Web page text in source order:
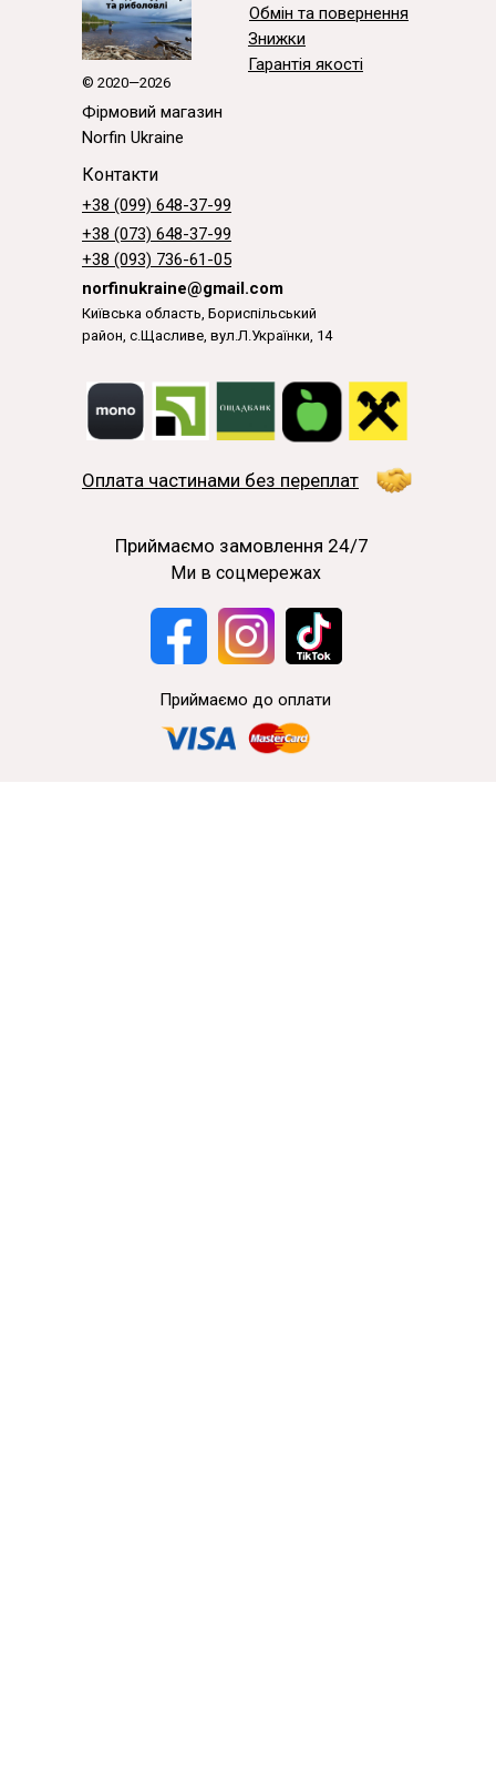
© 2020—2026
Фірмовий магазин
Norfin Ukraine
Приймаємо до оплати
Обмін та повернення
Знижки
Гарантія якості
Контакти
Київська область, Бориспільський
район, с.Щасливе, вул.Л.Українки, 14
Ми в соцмережах
+38 (099) 648-37-99
norfinukraine@gmail.com
Приймаємо замовлення 24/7
+38 (073) 648-37-99
+38 (093) 736-61-05
Оплата частинами без переплат